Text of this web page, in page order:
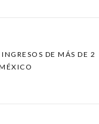
DE MÁS DE 2